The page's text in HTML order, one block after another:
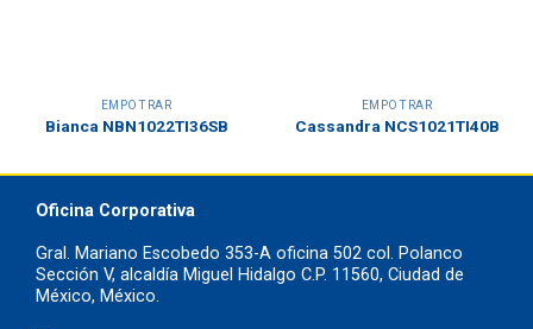
EMPOTRAR
Bianca NBN1022TI36SB
EMPOTRAR
Cassandra NCS1021TI40B
Oficina Corporativa
Gral. Mariano Escobedo 353-A oficina 502 col. Polanco
Sección V, alcaldía Miguel Hidalgo C.P. 11560, Ciudad de
México, México.